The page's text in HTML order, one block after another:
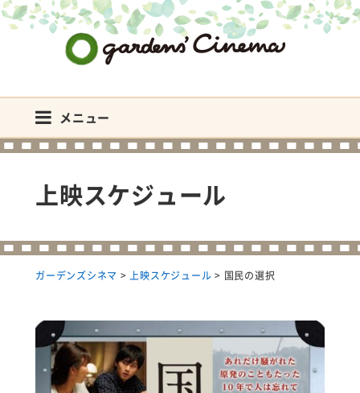
メニュー
上映スケジュール
ガーデンズシネマ >上映スケジュール > 国民の選択